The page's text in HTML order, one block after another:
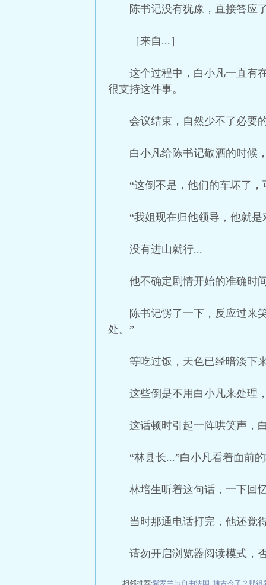
陈书记没有犹豫，直接答应
［来自...］
这个过程中，白小凡一直有
很支持这件事。
会议结束，自然少不了必要
白小凡给陈书记敬酒的时候
“这倒不是，他们的车坏了，
“我姐现在归他领导，他就是
没有进山就行...
他不确定剧情开始的准确时
陈书记愣了一下，反应过来
处。”
等吃过饭，天色已经暗淡下
这些倒是不用白小凡来处理
这话顿时引起一阵哄笑声，
“林县长...”白小凡看着面前
林培生听着这句话，一下回
当时那通电话打完，他还觉
请勿开启浏览器阅读模式，
相邻推荐:紫罗兰与自由法国 通古今了？那得